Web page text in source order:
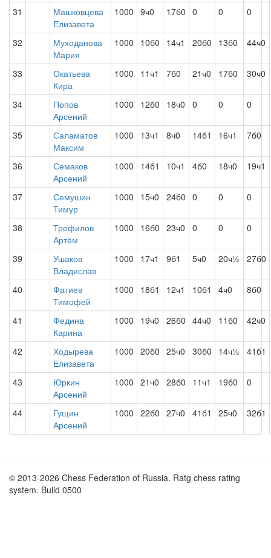
31
Машковцева
Елизавета
1000 9ч0 17б0 0 0 0
32
Муходанова
Мария
1000 10б0 14ч1 20б0 13б0 44ч0
33
Окатьева
Кира
1000 11ч1 7б0 21ч0 17б0 30ч0
34
Попов
Арсений
1000 12б0 18ч0 0 0 0
35
Саламатов
Максим
1000 13ч1 8ч0 14б1 16ч1 7б0
36
Семаков
Арсений
1000 14б1 10ч1 4б0 18ч0 19ч1
37
Семушин
Тимур
1000 15ч0 24б0 0 0 0
38
Трефилов
Артём
1000 16б0 23ч0 0 0 0
39
Ушаков
Владислав
1000 17ч1 9б1 5ч0 20ч½ 27б0
40
Фатиев
Тимофей
1000 18б1 12ч1 10б1 4ч0 8б0
41
Федина
Карина
1000 19ч0 26б0 44ч0 11б0 42ч0
42
Ходырева
Елизавета
1000 20б0 25ч0 30б0 14ч½ 41б1
43
Юркин
Арсений
1000 21ч0 28б0 11ч1 19б0 0
44
Гущин
Арсений
1000 22б0 27ч0 41б1 25ч0 32б1
© 2013-2026 Chess Federation of Russia. Ratg chess rating
system. Build 0500